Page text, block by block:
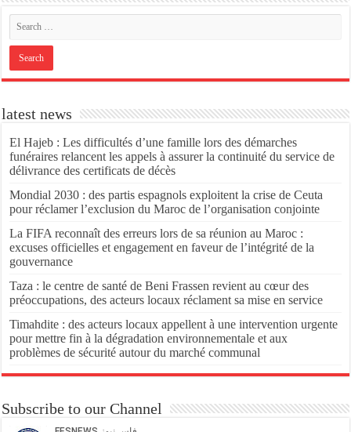
latest news
El Hajeb : Les difficultés d’une famille lors des démarches
funéraires relancent les appels à assurer la continuité du service de
délivrance des certificats de décès
Mondial 2030 : des partis espagnols exploitent la crise de Ceuta
pour réclamer l’exclusion du Maroc de l’organisation conjointe
La FIFA reconnaît des erreurs lors de sa réunion au Maroc :
excuses officielles et engagement en faveur de l’intégrité de la
gouvernance
Taza : le centre de santé de Beni Frassen revient au cœur des
préoccupations, des acteurs locaux réclament sa mise en service
Timahdite : des acteurs locaux appellent à une intervention urgente
pour mettre fin à la dégradation environnementale et aux
problèmes de sécurité autour du marché communal
Subscribe to our Channel